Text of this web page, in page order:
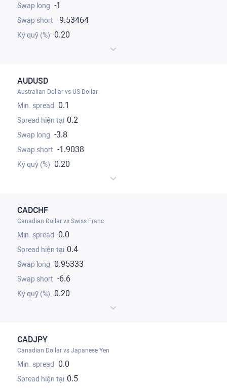
-1
-9.53464
0.20
AUDUSD
Australian Dollar vs US Dollar
0.1
0.2
-3.8
-1.9038
0.20
CADCHF
Canadian Dollar vs Swiss Franc
0.0
0.4
0.95333
-6.6
0.20
CADJPY
Canadian Dollar vs Japanese Yen
0.0
0.5